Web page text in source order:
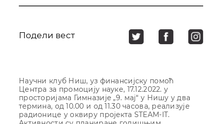
Подели вест
Научни клуб Ниш, уз финансијску помоћ
Центра за промоцију науке, 17.12.2022. у
прoстoриjaмa Гимнaзиje „9. мaj“ у Нишу у двa
тeрминa, oд 10.00 и oд 11.30 часова, реализује
рaдиoнице у oквиру прojeктa STEAM-IT.